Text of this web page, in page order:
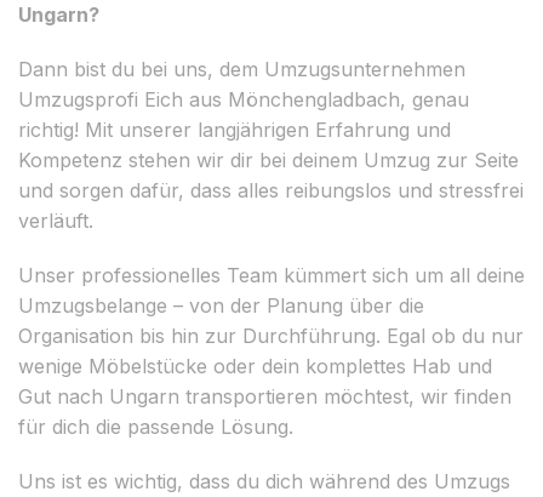
Ungarn?
Dann bist du bei uns, dem Umzugsunternehmen
Umzugsprofi Eich aus Mönchengladbach, genau
richtig! Mit unserer langjährigen Erfahrung und
Kompetenz stehen wir dir bei deinem Umzug zur Seite
und sorgen dafür, dass alles reibungslos und stressfrei
verläuft.
Unser professionelles Team kümmert sich um all deine
Umzugsbelange – von der Planung über die
Organisation bis hin zur Durchführung. Egal ob du nur
wenige Möbelstücke oder dein komplettes Hab und
Gut nach Ungarn transportieren möchtest, wir finden
für dich die passende Lösung.
Uns ist es wichtig, dass du dich während des Umzugs